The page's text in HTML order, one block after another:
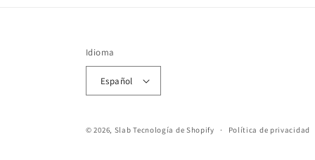
Idioma
Español
© 2026, SlabTecnología de Shopify Política de privacidad